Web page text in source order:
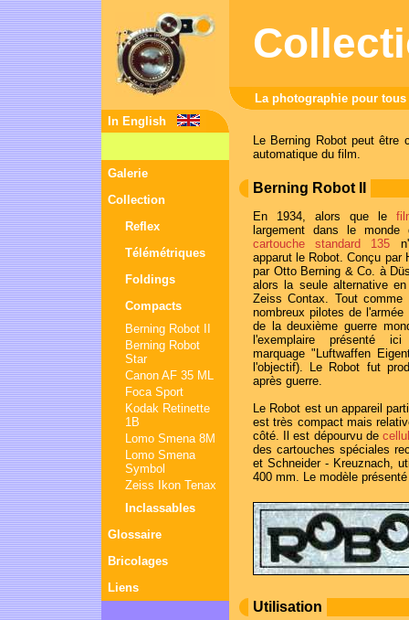
La photographie pour tous
In English
Galerie
Collection
Reflex
Télémétriques
Foldings
Compacts
Berning Robot II
Berning Robot
Star
Canon AF 35 ML
Foca Sport
Kodak Retinette
1B
Lomo Smena 8M
Lomo Smena
Symbol
Zeiss Ikon Tenax
Inclassables
Glossaire
Bricolages
Liens
Le Berning Robot peut être
automatique du film.
Berning Robot II
En 1934, alors que le
largement dans le
cartouche standard 135
apparut le Robot. Conçu par
par Otto Berning & Co. à
alors la seule alternative
Zeiss Contax. Tout
nombreux pilotes de
de la deuxième guerre
l'exemplaire présenté
marquage "Luftwaffen
l'objectif). Le Robot fut
après guerre.
Le Robot est un appareil
est très compact mais
côté. Il est dépourvu de
des cartouches spéciales
et Schneider - Kreuznach,
400 mm. Le modèle
Utilisation